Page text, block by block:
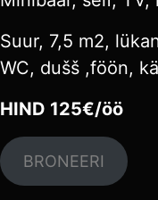
Suur, 7,5 m2,
WC, dušš ,föön,
HIND 125€/öö
BRONEERI